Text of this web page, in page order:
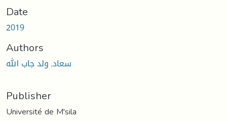
Date
2019
Authors
سعاد, ولد جاب الله
Publisher
Université de M'sila